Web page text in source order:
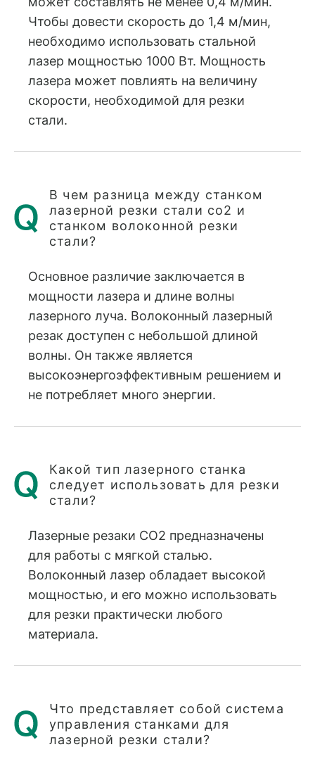
Чтобы довести скорость до 1,4 м/мин,
необходимо использовать стальной
лазер мощностью 1000 Вт. Мощность
лазера может повлиять на величину
скорости, необходимой для резки
стали.
В чем разница между станком
лазерной резки стали co2 и
станком волоконной резки
стали?
Основное различие заключается в
мощности лазера и длине волны
лазерного луча. Волоконный лазерный
резак доступен с небольшой длиной
волны. Он также является
высокоэнергоэффективным решением и
не потребляет много энергии.
Какой тип лазерного станка
следует использовать для резки
стали?
Лазерные резаки CO2 предназначены
для работы с мягкой сталью.
Волоконный лазер обладает высокой
мощностью, и его можно использовать
для резки практически любого
материала.
Что представляет собой система
управления станками для
лазерной резки стали?